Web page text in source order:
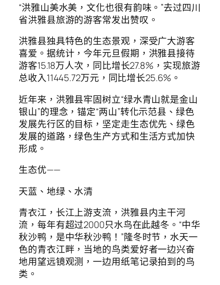
“洪雅山美水美，文化也很有韵味。”去过四川
省洪雅县旅游的游客常发出赞叹。
洪雅县独具特色的生态景观，深受广大游客
喜爱。据统计，今年元旦假期，洪雅县接待
游客15.18万人次，同比增长27.8%，实现旅游
总收入11445.72万元，同比增长25.6%。
近年来，洪雅县牢固树立“绿水青山就是金山
银山”的理念，锚定“两山”转化示范县、绿色
发展先行区的目标，坚定走生态优先、绿色
发展的道路，绿色生产方式和生活方式加快
形成。
生态优——
天蓝、地绿、水清
青衣江，长江上游支流，洪雅县内主干河
流，每年有超过2000只水鸟在此越冬。“中华
秋沙鸭，是中华秋沙鸭！”隆冬时节，水天一
色的青衣江畔，当地的鸟类爱好者一边兴奋
地用望远镜观测，一边用纸笔记录拍到的鸟
类。